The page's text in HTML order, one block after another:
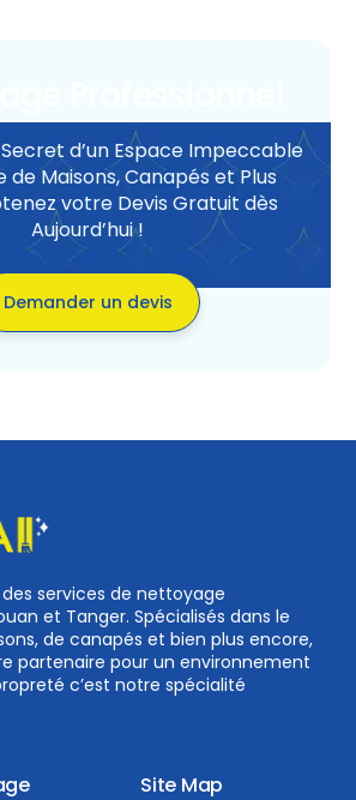
d’un Espace Impeccable
de Maisons, Canapés et Plus
votre Devis Gratuit dès
Aujourd’hui !
Demander un devis
services de nettoyage
et Tanger. Spécialisés dans le
de canapés et bien plus encore,
partenaire pour un environnement
c’est notre spécialité
Site Map